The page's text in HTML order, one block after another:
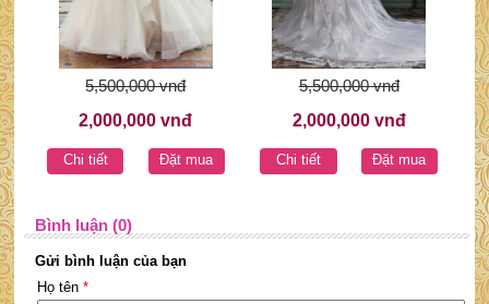
5,500,000 vnđ
2,000,000 vnđ
Chi tiết Đặt mua
5,500,000 vnđ
2,000,000 vnđ
Chi tiết Đặt mua
Bình luận (0)
Gửi bình luận của bạn
Họ tên *